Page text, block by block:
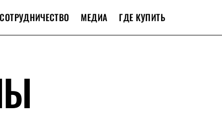
СОТРУДНИЧЕСТВО МЕДИА ГДЕ КУПИТЬ